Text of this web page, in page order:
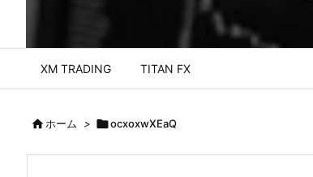
XM TRADING TITAN FX
ホーム > ocxoxwXEaQ